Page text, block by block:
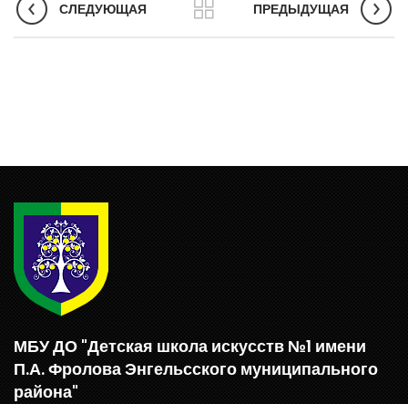
СЛЕДУЮЩАЯ ПРЕДЫДУЩАЯ
МБУ ДО "Детская школа искусств №1 имени
П.А. Фролова Энгельсского муниципального
района"